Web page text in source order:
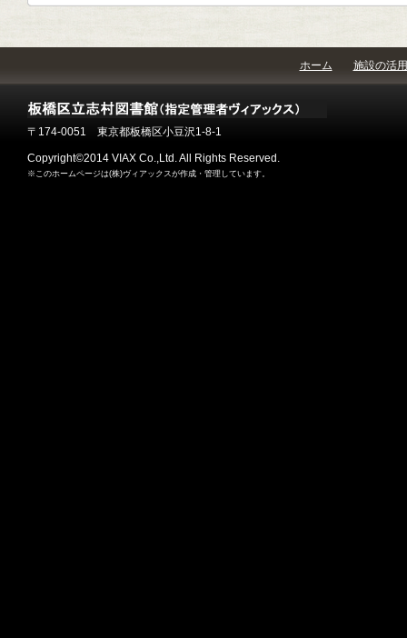
ホーム 施設の活用
〒174-0051 東京都板橋区小豆沢1-8-1
Copyright©2014 VIAX Co.,Ltd. All Rights Reserved.
※このホームページは(株)ヴィアックスが作成・管理しています。